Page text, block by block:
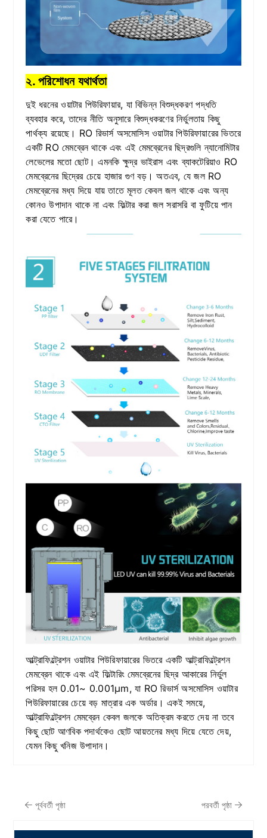
২. পরিশোধন যথার্থতা
দুই ধরনের ওয়াটার পিউরিফায়ার, যা বিভিন্ন বিশুদ্ধকরণ পদ্ধতি
ব্যবহার করে, তাদের নীতি অনুসারে বিশুদ্ধকরণের নির্ভুলতায় কিছু
পার্থক্য রয়েছে। RO রিভার্স অসমোসিস ওয়াটার পিউরিফায়ারের ভিতরে
একটি RO মেমব্রেন থাকে এবং এই মেমব্রেনের ছিদ্রগুলি ন্যানোমিটার
লেভেলের মতো ছোট। এমনকি ক্ষুদ্র ভাইরাস এবং ব্যাকটেরিয়াও RO
মেমব্রেনের ছিদ্রের চেয়ে হাজার গুণ বড়। অতএব, যে জল RO
মেমব্রেনের মধ্য দিয়ে যায় তাতে মূলত কেবল জল থাকে এবং অন্য
কোনও উপাদান থাকে না এবং ফিল্টার করা জল সরাসরি বা ফুটিয়ে পান
করা যেতে পারে।
আল্ট্রাফিল্ট্রেশন ওয়াটার পিউরিফায়ারের ভিতরে একটি আল্ট্রাফিল্ট্রেশন
মেমব্রেন থাকে এবং এই ফিল্টারিং মেমব্রেনের ছিদ্র আকারের নির্ভুল
পরিসর হল 0.01~ 0.001μm, যা RO রিভার্স অসমোসিস ওয়াটার
পিউরিফায়ারের চেয়ে বড় মাত্রার এক অর্ডার। একই সময়ে,
আল্ট্রাফিল্ট্রেশন মেমব্রেন কেবল জলকে অতিক্রম করতে দেয় না তবে
কিছু ছোট আণবিক পদার্থকেও ছোট আয়তনের মধ্য দিয়ে যেতে দেয়,
যেমন কিছু খনিজ উপাদান।
পূর্ববর্তী পৃষ্ঠা পরবর্তী পৃষ্ঠা